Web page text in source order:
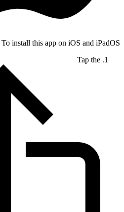
To install this app on iOS and iPadOS
Tap the